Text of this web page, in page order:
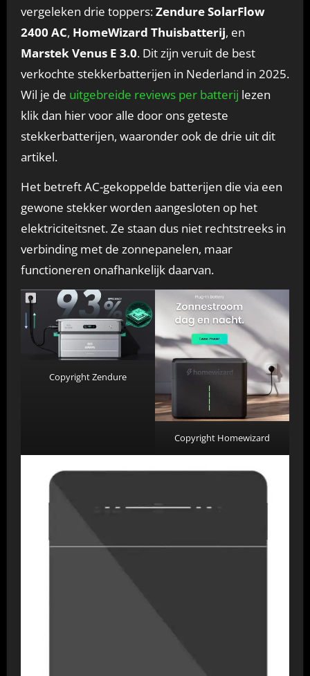
vergeleken drie toppers:Zendure SolarFlow
2400 AC, HomeWizard Thuisbatterij, en
Marstek Venus E 3.0. Dit zijn veruit de best
verkochte stekkerbatterijen in Nederland in 2025.
Wil je de uitgebreide reviews per batterij lezen
klik dan hier voor alle door ons geteste
stekkerbatterijen, waaronder ook de drie uit dit
artikel.
Het betreft AC-gekoppelde batterijen die via een
gewone stekker worden aangesloten op het
elektriciteitsnet. Ze staan dus niet rechtstreeks in
verbinding met de zonnepanelen, maar
functioneren onafhankelijk daarvan.
Copyright Zendure
Copyright Homewizard